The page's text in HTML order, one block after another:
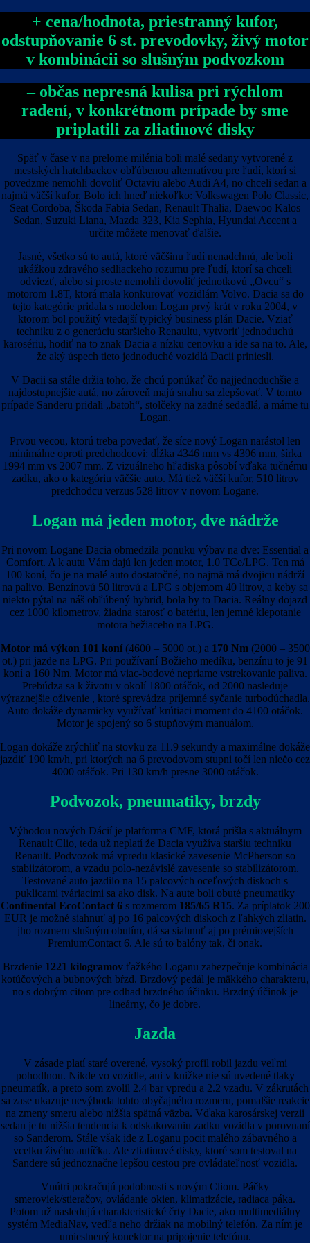
+ cena/hodnota, priestranný kufor,
odstupňovanie 6 st. prevodovky, živý motor
v kombinácii so slušným podvozkom
– občas nepresná kulisa pri rýchlom
radení, v konkrétnom prípade by sme
priplatili za zliatinové disky
Späť v čase v na prelome milénia boli malé sedany vytvorené z
mestských hatchbackov obľúbenou alternatívou pre ľudí, ktorí si
povedzme nemohli dovoliť Octaviu alebo Audi A4, no chceli sedan a
najmä väčší kufor. Bolo ich hneď niekoľko: Volkswagen Polo Classic,
Seat Cordoba, Škoda Fabia Sedan, Renault Thalia, Daewoo Kalos
Sedan, Suzuki Liana, Mazda 323, Kia Sephia, Hyundai Accent a
určite môžete menovať ďalšie.
Jasné, všetko sú to autá, ktoré väčšinu ľudí nenadchnú, ale boli
ukážkou zdravého sedliackeho rozumu pre ľudí, ktorí sa chceli
odviezť, alebo si proste nemohli dovoliť jednotkovú „Ovcu“ s
motorom 1.8T, ktorá mala konkurovať vozidlám Volvo. Dacia sa do
tejto kategórie pridala s modelom Logan prvý krát v roku 2004, v
ktorom bol použitý vtedajší typický business plán Dacie. Vziať
techniku z o generáciu staršieho Renaultu, vytvoriť jednoduchú
karosériu, hodiť na to znak Dacia a nízku cenovku a ide sa na to. Ale,
že aký úspech tieto jednoduché vozidlá Dacii priniesli.
V Dacii sa stále držia toho, že chcú ponúkať čo najjednoduchšie a
najdostupnejšie autá, no zároveň majú snahu sa zlepšovať. V tomto
prípade Sanderu pridali „batoh“, stolčeky na zadné sedadlá, a máme tu
Logan.
Prvou vecou, ktorú treba povedať, že síce nový Logan narástol len
minimálne oproti predchodcovi: dĺžka 4346 mm vs 4396 mm, šírka
1994 mm vs 2007 mm. Z vizuálneho hľadiska pôsobí vďaka tučnému
zadku, ako o kategóriu väčšie auto. Má tiež väčší kufor, 510 litrov
predchodcu verzus 528 litrov v novom Logane.
Logan má jeden motor, dve nádrže
Pri novom Logane Dacia obmedzila ponuku výbav na dve: Essential a
Comfort. A k autu Vám dajú len jeden motor, 1.0 TCe/LPG. Ten má
100 koní, čo je na malé auto dostatočné, no najmä má dvojicu nádrží
na palivo. Benzínovú 50 litrovú a LPG s objemom 40 litrov, a keby sa
niekto pýtal na náš obľúbený hybrid, bola by to Dacia. Reálny dojazd
cez 1000 kilometrov, žiadna starosť o batériu, len jemné klepotanie
motora bežiaceho na LPG.
Motor má výkon 101 koní(4600 – 5000 ot.) a 170 Nm(2000 – 3500
ot.) pri jazde na LPG. Pri používaní Božieho medíku, benzínu to je 91
koní a 160 Nm. Motor má viac-bodové nepriame vstrekovanie paliva.
Prebúdza sa k životu v okolí 1800 otáčok, od 2000 nasleduje
výraznejšie oživenie , ktoré sprevádza príjemné syčanie turbodúchadla.
Auto dokáže dynamicky využívať krútiaci moment do 4100 otáčok.
Motor je spojený so 6 stupňovým manuálom.
Logan dokáže zrýchliť na stovku za 11.9 sekundy a maximálne dokáže
jazdiť 190 km/h, pri ktorých na 6 prevodovom stupni točí len niečo cez
4000 otáčok. Pri 130 km/h presne 3000 otáčok.
Podvozok, pneumatiky, brzdy
Výhodou nových Dácií je platforma CMF, ktorá prišla s aktuálnym
Renault Clio, teda už neplatí že Dacia využíva staršiu techniku
Renault. Podvozok má vpredu klasické zavesenie McPherson so
stabiizátorom, a vzadu polo-nezávislé zavesenie so stabilizátorom.
Testované auto jazdilo na 15 palcových oceľových diskoch s
puklicami tváriacimi sa ako disk. Na aute boli obuté pneumatiky
Continental EcoContact 6s rozmerom 185/65 R15. Za príplatok 200
EUR je možné siahnuť aj po 16 palcových diskoch z ľahkých zliatin.
jho rozmeru slušným obutím, dá sa siahnuť aj po prémiovejších
PremiumContact 6. Ale sú to balóny tak, či onak.
Brzdenie 1221 kilogramovťažkého Loganu zabezpečuje kombinácia
kotúčových a bubnových bŕzd. Brzdový pedál je mäkkého charakteru,
no s dobrým citom pre odhad brzdného účinku. Brzdný účinok je
lineárny, čo je dobre.
Jazda
V zásade platí staré overené, vysoký profil robil jazdu veľmi
pohodlnou. Nikde vo vozidle, ani v knižke nie sú uvedené tlaky
pneumatík, a preto som zvolil 2.4 bar vpredu a 2.2 vzadu. V zákrutách
sa zase ukazuje nevýhoda tohto obyčajného rozmeru, pomalšie reakcie
na zmeny smeru alebo nižšia spätná väzba. Vďaka karosárskej verzii
sedan je tu nižšia tendencia k odskakovaniu zadku vozidla v porovnaní
so Sanderom. Stále však ide z Loganu pocit malého zábavného a
vcelku živého autíčka. Ale zliatinové disky, ktoré som testoval na
Sandere sú jednoznačne lepšou cestou pre ovládateľnosť vozidla.
Vnútri pokračujú podobnosti s novým Cliom. Páčky
smeroviek/stieračov, ovládanie okien, klimatizácie, radiaca páka.
Potom už nasledujú charakteristické črty Dacie, ako multimediálny
systém MediaNav, vedľa neho držiak na mobilný telefón. Za ním je
umiestnený konektor na pripojenie telefónu.